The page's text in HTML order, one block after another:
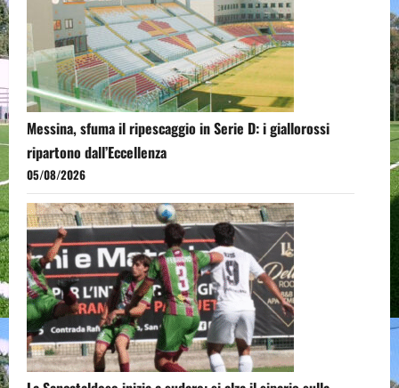
Messina, sfuma il ripescaggio in Serie D: i giallorossi
ripartono dall’Eccellenza
05/08/2026